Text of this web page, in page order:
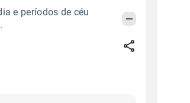
e períodos de céu